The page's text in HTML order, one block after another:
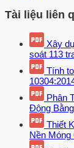
Tài liệu liên
Xây
soát 113
Tính
Phân
Động Bằng
Thiết
Nền Móng